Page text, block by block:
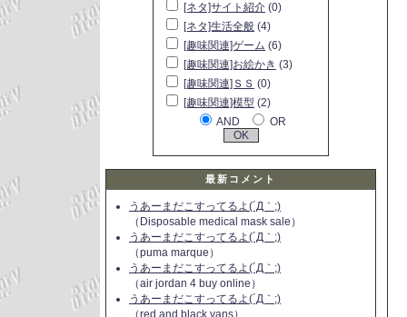
[ネタ]サイト紹介 (0)
[ネタ]生活全般 (4)
[趣味関連]ゲーム (6)
[趣味関連]お絵かき (3)
[趣味関連]ＳＳ (0)
[趣味関連]模型 (2)
AND
OR
最新コメント
うあーまだこすってるよ(´Д｀;)
（Disposable medical mask sale）
うあーまだこすってるよ(´Д｀;)
（puma marque）
うあーまだこすってるよ(´Д｀;)
（air jordan 4 buy online）
うあーまだこすってるよ(´Д｀;)
（red and black vans）